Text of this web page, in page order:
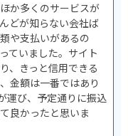
か多くのサービスが
どが知らない会社ば
や支払いがあるの
ていました。サイト
、きっと信用できる
金額は一番ではあり
運び、予定通りに振込
良かったと思いま